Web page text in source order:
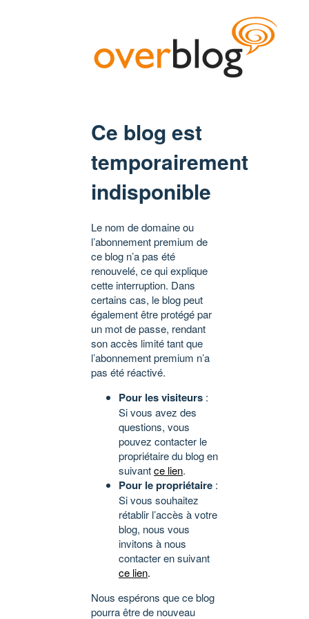
Ce blog est
temporairement
indisponible
Le nom de domaine ou
l’abonnement premium de
ce blog n’a pas été
renouvelé, ce qui explique
cette interruption. Dans
certains cas, le blog peut
également être protégé par
un mot de passe, rendant
son accès limité tant que
l’abonnement premium n’a
pas été réactivé.
Pour les visiteurs :
Si vous avez des
questions, vous
pouvez contacter le
propriétaire du blog en
suivantce lien.
Pour le propriétaire :
Si vous souhaitez
rétablir l’accès à votre
blog, nous vous
invitons à nous
contacter en suivant
ce lien.
Nous espérons que ce blog
pourra être de nouveau